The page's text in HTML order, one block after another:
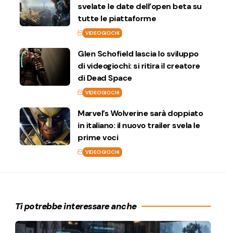
svelate le date dell’open beta su
tutte le piattaforme
VIDEOGIOCHI
Glen Schofield lascia lo sviluppo
di videogiochi: si ritira il creatore
di Dead Space
VIDEOGIOCHI
Marvel’s Wolverine sarà doppiato
in italiano: il nuovo trailer svela le
prime voci
VIDEOGIOCHI
Ti potrebbe interessare anche